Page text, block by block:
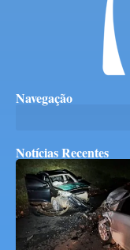
Navegação
Notícias Recentes